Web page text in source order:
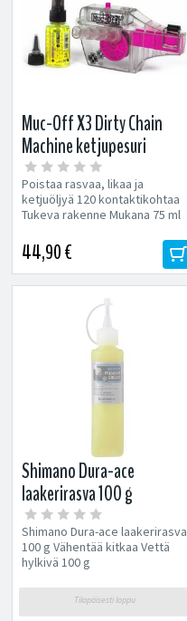
Muc-Off X3 Dirty Chain
Machine ketjupesuri
Poistaa rasvaa, likaa ja
ketjuöljyä 120 kontaktikohtaa
Tukeva rakenne Mukana 75 ml
puhdistusaine
44,90 €
Shimano Dura-ace
laakerirasva 100 g
Shimano Dura-ace laakerirasva
100 g Vähentää kitkaa Vettä
hylkivä 100 g
Tilapäisesti loppu